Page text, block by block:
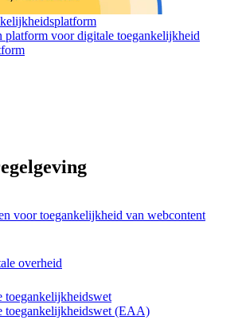
platform voor digitale toegankelijkheid
voor toegankelijkheid van webcontent
overheid
toegankelijkheidswet
toegankelijkheidswet (EAA)